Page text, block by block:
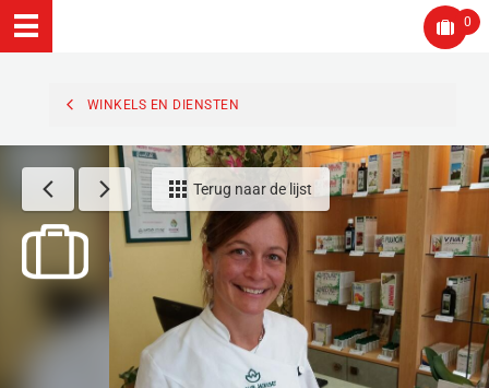
0
WINKELS EN DIENSTEN
Terug naar de lijst